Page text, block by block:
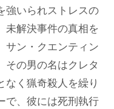
強いられストレスの
未解決事件の真相を
サン・クエンティン
その男の名はクレタ
なく猟奇殺人を繰り
で、彼には死刑執行